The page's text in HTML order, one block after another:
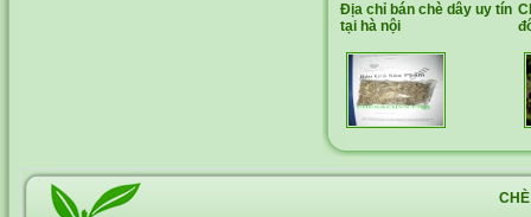
Địa chỉ bán chè dây uy tín
tại hà nội